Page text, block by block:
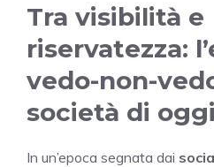
Tra visibilità e
riservatezza:
vedo-non-
società di oggi
In un’epoca segnata dai